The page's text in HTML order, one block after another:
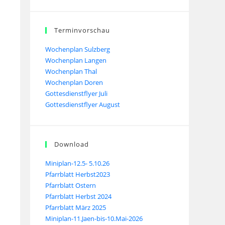
Terminvorschau
Wochenplan Sulzberg
Wochenplan Langen
Wochenplan Thal
Wochenplan Doren
Gottesdienstflyer Juli
Gottesdienstflyer August
Download
Miniplan-12.5- 5.10.26
Pfarrblatt Herbst2023
Pfarrblatt Ostern
Pfarrblatt Herbst 2024
Pfarrblatt März 2025
Miniplan-11.Jaen-bis-10.Mai-2026